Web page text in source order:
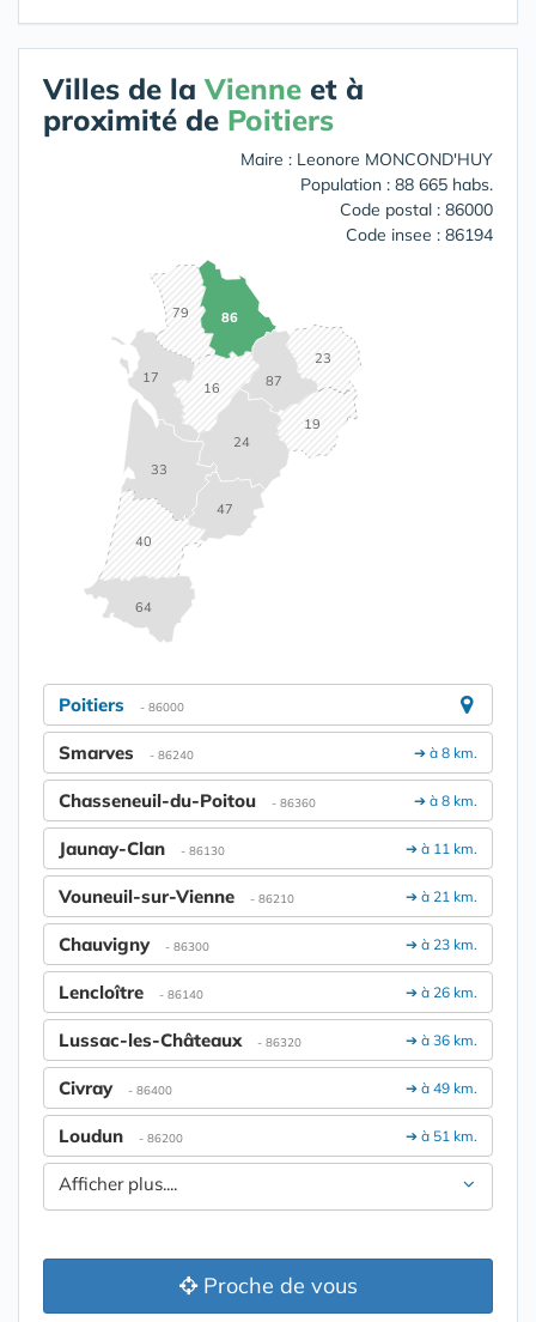
Villes de la Vienne et à
proximité de Poitiers
Maire : Leonore MONCOND'HUY
Population : 88 665 habs.
Code postal : 86000
Code insee : 86194
16
17
19
23
24
33
40
47
64
79 86
87
Poitiers - 86000
➔ à 8 km.
Smarves - 86240
➔ à 8 km.
Chasseneuil-du-Poitou - 86360
➔ à 11 km.
Jaunay-Clan - 86130
➔ à 21 km.
Vouneuil-sur-Vienne - 86210
➔ à 23 km.
Chauvigny - 86300
➔ à 26 km.
Lencloître - 86140
➔ à 36 km.
Lussac-les-Châteaux - 86320
➔ à 49 km.
Civray - 86400
➔ à 51 km.
Loudun - 86200
Afficher plus....
Proche de vous